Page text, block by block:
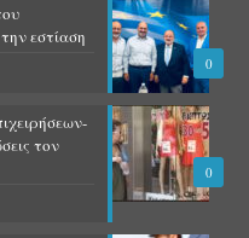
0
εστίαση
0
τον